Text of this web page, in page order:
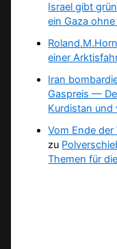
Israel gibt
ein Gaza
Roland.M.Horn
einer
Iran
Gaspreis —
Kurdistan und
Vom Ende
zu
Themen für